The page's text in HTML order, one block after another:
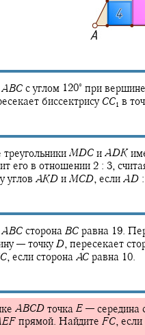
ABC с углом 120‍∘ при
биссектрису CC1 в
MDC и ADK
его в отношении 2 : 3,
углов AKD и MCD, если AD
ABC сторона BC равна 19.
— точкуD, пересекает
C, если сторона AC равна 10.
ABCD точка E — середина
EF прямой. Найдите FC, если